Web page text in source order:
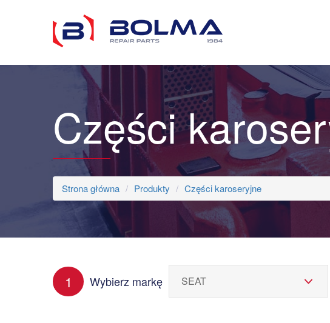
Części
Strona główna Produkty Części karoseryjne
1 Wybierz markę